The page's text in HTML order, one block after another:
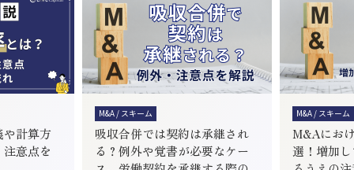
計算方
意点を
M&A / スキーム
吸収合併では契約は承継され
る？例外や覚書が必要なケー
M&A / スキーム
M&Aにお
選！増加